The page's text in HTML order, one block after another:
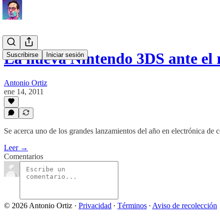
Suscribirse Iniciar sesión
La nueva Nintendo 3DS ante
Antonio Ortiz
ene 14, 2011
Se acerca uno de los grandes lanzamientos del año en electrónica
Leer →
Comentarios
© 2026 Antonio Ortiz · Privacidad ∙ Términos ∙ Aviso de recolección